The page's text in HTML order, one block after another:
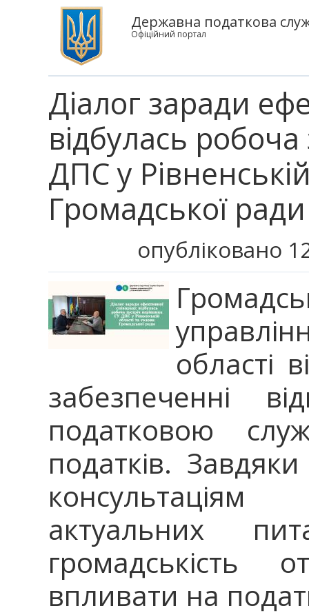
Державна податкова
Офіційний портал
Діалог заради
відбулась робоча
ДПС у
Громадської ради
опубліковано
області
забезпеченні
податковою
податків.
актуальних
громадськість
впливати на